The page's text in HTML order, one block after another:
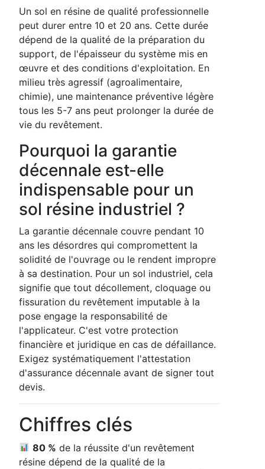
Un sol en résine de qualité professionnelle
peut durer entre 10 et 20 ans. Cette durée
dépend de la qualité de la préparation du
support, de l'épaisseur du système mis en
œuvre et des conditions d'exploitation. En
milieu très agressif (agroalimentaire,
chimie), une maintenance préventive légère
tous les 5-7 ans peut prolonger la durée de
vie du revêtement.
Pourquoi la garantie
décennale est-elle
indispensable pour un
sol résine industriel ?
La garantie décennale couvre pendant 10
ans les désordres qui compromettent la
solidité de l'ouvrage ou le rendent impropre
à sa destination. Pour un sol industriel, cela
signifie que tout décollement, cloquage ou
fissuration du revêtement imputable à la
pose engage la responsabilité de
l'applicateur. C'est votre protection
financière et juridique en cas de défaillance.
Exigez systématiquement l'attestation
d'assurance décennale avant de signer tout
devis.
Chiffres clés
80 % de la réussite d'un revêtement
résine dépend de la qualité de la